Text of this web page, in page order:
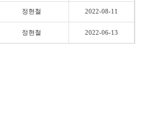
정현철 2022-08-11
정현철 2022-06-13